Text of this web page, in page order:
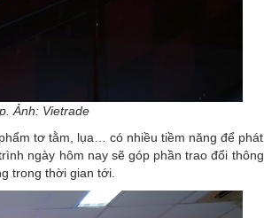
Ảnh: Vietrade
tơ tằm, lụa… có nhiều tiềm năng để phát
ngày hôm nay sẽ góp phần trao đổi thông
trong thời gian tới.